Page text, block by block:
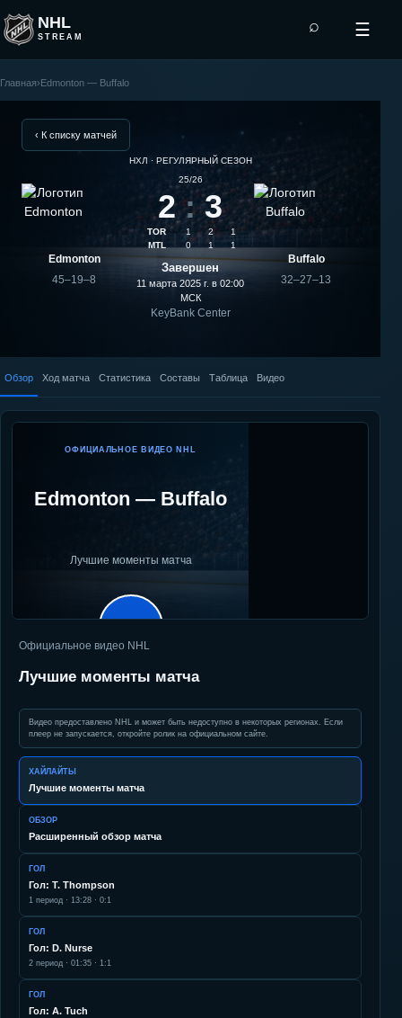
NHL
STREAM
⌕ ☰
Buffalo
Edmonton:
результат
Главная›Edmonton — Buffalo
‹ К списку матчей
Edmonton
45–19–8
НХЛ · РЕГУЛЯРНЫЙ СЕЗОН
25/26
2 : 3
TOR 1 2
1
MTL
0 1 1
Завершен
11 марта 2025 г. в 02:00
МСК
KeyBank Center
Buffalo
32–27–13
Обзор Ход матча Статистика Составы Таблица Видео
ОФИЦИАЛЬНОЕ ВИДЕО NHL
Edmonton — Buffalo
Лучшие моменты матча
▶
Официальное видео NHL
Лучшие моменты матча
Видео предоставлено NHL и может быть недоступно в некоторых регионах. Если
плеер не запускается, откройте ролик на официальном сайте.
ХАЙЛАЙТЫ
Лучшие моменты матча
ОБЗОР
Расширенный обзор матча
ГОЛ
Гол: T. Thompson
1 период · 13:28 · 0:1
ГОЛ
Гол: D. Nurse
2 период · 01:35 · 1:1
ГОЛ
Гол: A. Tuch